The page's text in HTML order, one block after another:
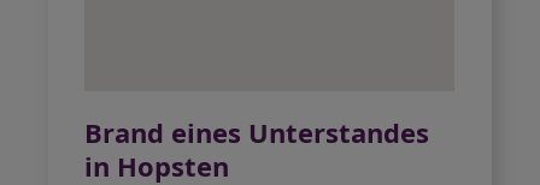
Brand eines Unterstandes
in Hopsten